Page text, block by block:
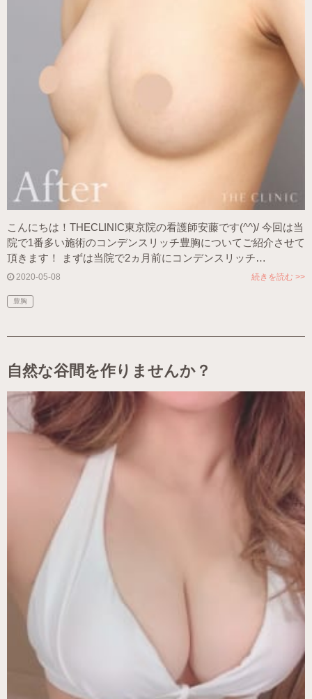
こんにちは！THECLINIC東京院の看護師安藤です(^^)/ 今回は当
院で1番多い施術のコンデンスリッチ豊胸についてご紹介させて
頂きます！ まずは当院で2ヵ月前にコンデンスリッチ…
2020-05-08 続きを読む >>
豊胸
自然な谷間を作りませんか？